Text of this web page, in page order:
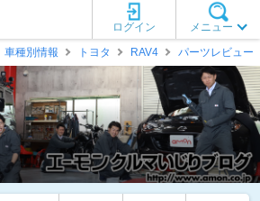
メニュー
ログイン
車種別情報 トヨタ RAV4 パーツレビュー